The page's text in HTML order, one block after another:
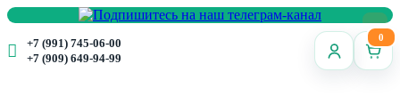
+7 (991) 745-06-00
+7 (909) 649-94-99
0